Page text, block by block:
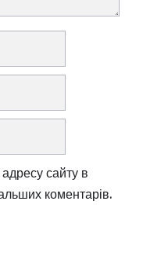
сайту в
коментарів.